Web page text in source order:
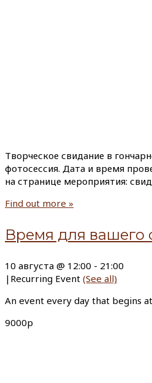
Творческое свидание в
фотосессия. Дата и время
на странице мероприятия:
Find out more »
Время для вашего
10 августа @ 12:00 - 21:00
| Recurring Event (See all)
An event every day that begins
9000р